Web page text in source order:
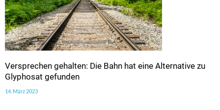
Versprechen gehalten: Die Bahn hat eine Alternative zu
Glyphosat gefunden
14. März 2023